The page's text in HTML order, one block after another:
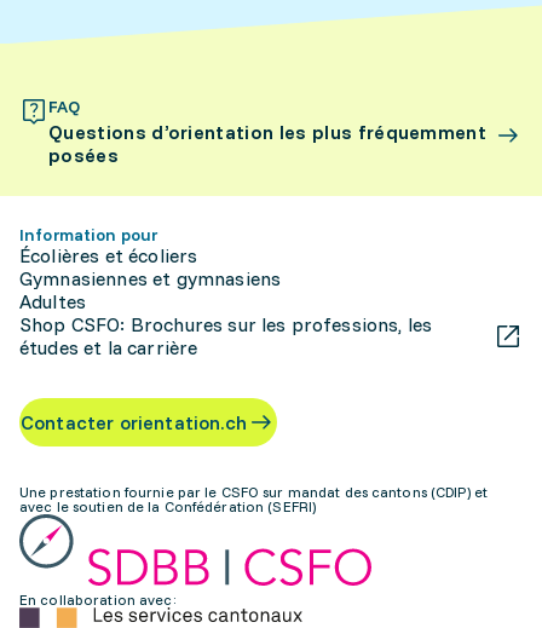
FAQ
Questions d’orientation les plus fréquemment
posées
Information pour
Écolières et écoliers
Gymnasiennes et gymnasiens
Adultes
Shop CSFO: Brochures sur les professions, les
études et la carrière
Contacter orientation.ch
Une prestation fournie par le CSFO sur mandat des cantons (CDIP) et
avec le soutien de la Confédération (SEFRI)
En collaboration avec: